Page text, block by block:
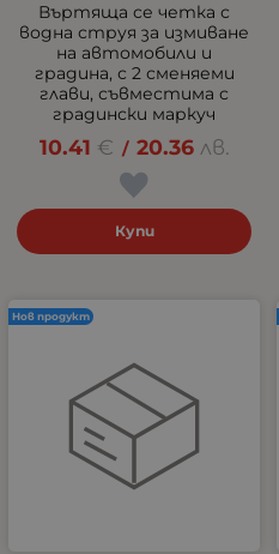
Въртяща се четка с
водна струя за измиване
на автомобили и
градина, с 2 сменяеми
глави, съвместима с
градински маркуч
10.41 € / 20.36 лв.
Купи
Нов продукт